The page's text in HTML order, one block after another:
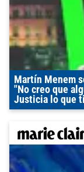
Martín Menem
"No creo que
Justicia lo que